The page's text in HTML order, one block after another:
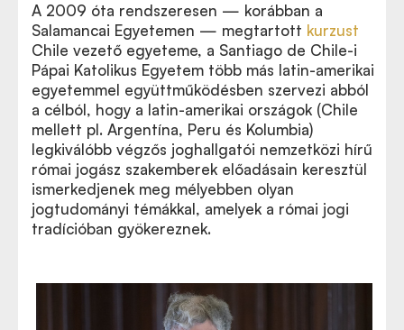
A 2009 óta rendszeresen — korábban a
Salamancai Egyetemen — megtartott kurzust
Chile vezető egyeteme, a Santiago de Chile-i
Pápai Katolikus Egyetem több más latin-amerikai
egyetemmel együttműködésben szervezi abból
a célból, hogy a latin-amerikai országok (Chile
mellett pl. Argentína, Peru és Kolumbia)
legkiválóbb végzős joghallgatói nemzetközi hírű
római jogász szakemberek előadásain keresztül
ismerkedjenek meg mélyebben olyan
jogtudományi témákkal, amelyek a római jogi
tradícióban gyökereznek.